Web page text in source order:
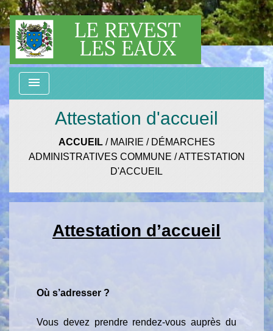
menu
Attestation d'accueil
ACCUEIL/ MAIRIE / DÉMARCHES
ADMINISTRATIVES COMMUNE /ATTESTATION
D'ACCUEIL
Attestation d’accueil
Où s’adresser ?
Vous devez prendre rendez-vous auprès du